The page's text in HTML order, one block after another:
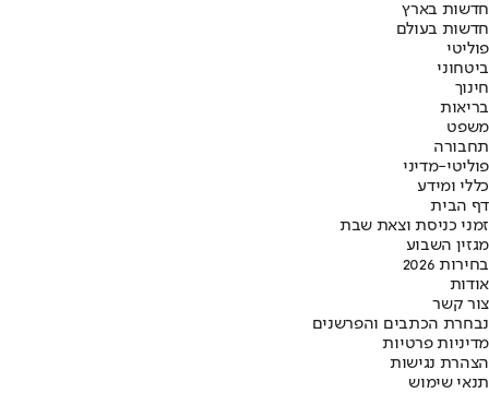
חדשות בארץ
חדשות בעולם
פוליטי
ביטחוני
חינוך
בריאות
משפט
תחבורה
פוליטי-מדיני
כללי ומידע
דף הבית
זמני כניסת וצאת שבת
מגזין השבוע
בחירות 2026
אודות
צור קשר
נבחרת הכתבים והפרשנים
מדיניות פרטיות
הצהרת נגישות
תנאי שימוש